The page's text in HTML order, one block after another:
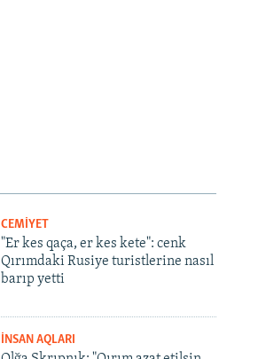
CEMİYET
"Er kes qaça, er kes kete": cenk
Qırımdaki Rusiye turistlerine nasıl
barıp yetti
İNSAN AQLARI